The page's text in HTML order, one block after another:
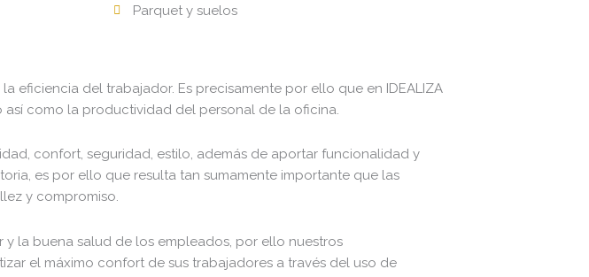
Parquet y suelos
eficiencia del trabajador. Es precisamente por ello que en IDEALIZA
como la productividad del personal de la oficina.
confort, seguridad, estilo, además de aportar funcionalidad y
es por ello que resulta tan sumamente importante que las
y compromiso.
la buena salud de los empleados, por ello nuestros
el máximo confort de sus trabajadores a través del uso de